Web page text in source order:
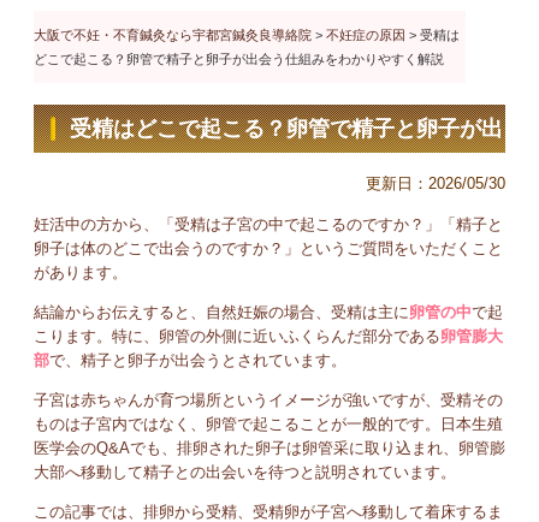
大阪で不妊・不育鍼灸なら宇都宮鍼灸良導絡院 > 不妊症の原因 > 受精は
どこで起こる？卵管で精子と卵子が出会う仕組みをわかりやすく解説
受精はどこで起こる？卵管で精子と卵子が出
会う仕組みをわかりやすく解説更新日： 2026/05/30
妊活中の方から、「受精は子宮の中で起こるのですか？」「精子と
卵子は体のどこで出会うのですか？」というご質問をいただくこと
があります。
結論からお伝えすると、自然妊娠の場合、受精は主に卵管の中で起
こります。特に、卵管の外側に近いふくらんだ部分である卵管膨大
部で、精子と卵子が出会うとされています。
子宮は赤ちゃんが育つ場所というイメージが強いですが、受精その
ものは子宮内ではなく、卵管で起こることが一般的です。日本生殖
医学会のQ&Aでも、排卵された卵子は卵管采に取り込まれ、卵管膨
大部へ移動して精子との出会いを待つと説明されています。
この記事では、排卵から受精、受精卵が子宮へ移動して着床するま